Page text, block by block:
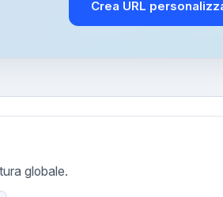
Crea URL
globale.